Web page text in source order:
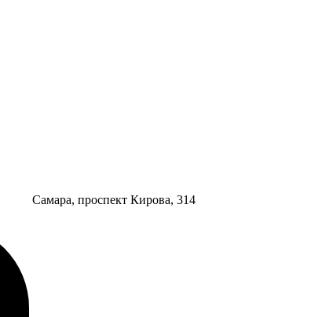
Самара, проспект Кирова, 314